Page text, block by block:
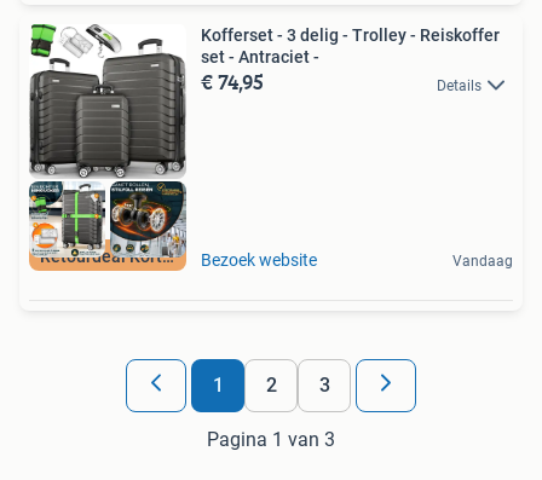
Retourdeal Korting
Kofferset - 3 delig - Trolley - Reiskoffer
set - Antraciet -
€ 74,95 Details
Bezoek website Vandaag
1 2 3
Pagina 1 van 3